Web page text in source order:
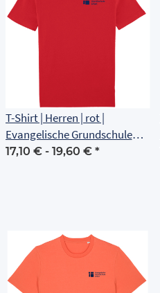
T-Shirt | Herren | rot |
Evangelische Grundschule
Erfurt
17,10 € - 19,60 € *